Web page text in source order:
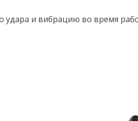
удара и вибрацию во время